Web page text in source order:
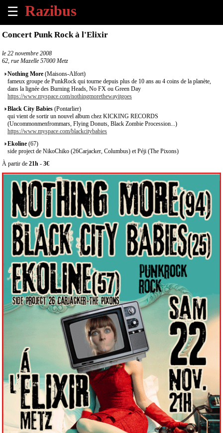
☰
×
Tous
les
évènements
à
venir
Annoncer
un
évènement
Contact
À
propos
Concert Punk Rock à l'Elixir
le 22 novembre 2008
62, rue Mazelle 57000 Metz
Nothing More (Maisons-Alfort)
fameux groupe de PunkRock qui tourne depuis plus de 10 ans au 4 coins de la planète,
dans la lignée des Burning Heads, No FX ou Green Day
https://www.myspace.com/nothingmorethewayitgoes
Black City Babies (Pontarlier)
qui vient de sortir un nouvel album chez KICKING RECORDS
(Uncommonmenfrommars, Flying Donuts, Black Zombie Procession...)
https://www.myspace.com/blackcitybabies
Ekoline (67)
side project de NikoChiko (26Carjacker, Columbus) et Péji (The Pixons)
À partir de 21h - 3€